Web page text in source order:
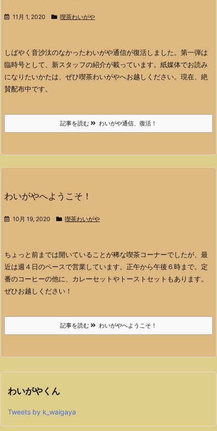
11月 1, 2020 喫茶わいがや
しばやく音沙汰のなかったわいがや通信が復活しました。第一弾は
臨時号として、新スタッフの紹介が載っています。 紙媒体でお読み
になりたいかたは、ぜひ喫茶わいがやへお越しください。現在、絶
賛配布中です。
記事を読む わいがや通信、復活！
わいがやへようこそ！
10月 19, 2020 喫茶わいがや
ちょっと前までは開いていることが稀な喫茶コーナーでしたが、最
近は週４日のペースで営業しています。正午から午後６時まで。定
番のコーヒーの他に、カレーセットやトーストセットもあります。
ぜひお越しください！
記事を読む わいがやへようこそ！
わいがやくん
Tweets by k_waigaya